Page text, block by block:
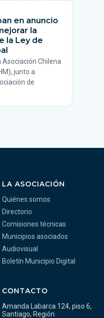
en anuncio
la
la Ley de
Asociación Chilena
junto a
de
LA ASOCIACIÓN
Quiénes somos
Directorio
Comisiones técnicas
Municipios asociados
Audiovisual
Boletín Municipio Digital
CONTACTO
Amanda Labarca 124, piso 6,
Santiago, Región